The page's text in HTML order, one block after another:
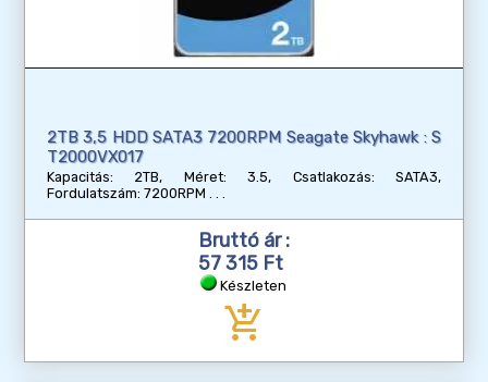
2TB 3,5 HDD SATA3 7200RPM Seagate Skyhawk : S
T2000VX017
Kapacitás: 2TB, Méret: 3.5, Csatlakozás: SATA3,
Fordulatszám: 7200RPM
Bruttó ár :
57 315 Ft
Készleten
add_shopping_cart